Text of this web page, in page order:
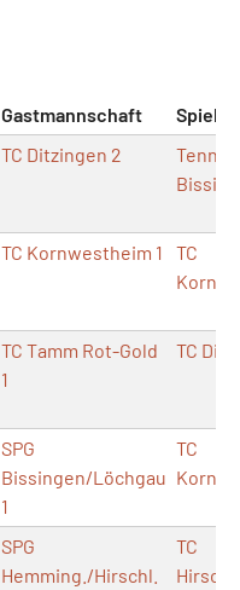
Gastmannschaft
TC Ditzingen 2
TC Kornwestheim 1
TC
TC Tamm Rot-Gold
1
TC
SPG
Bissingen/Löchgau
1
TC
SPG
Hemming./Hirschl.
TC